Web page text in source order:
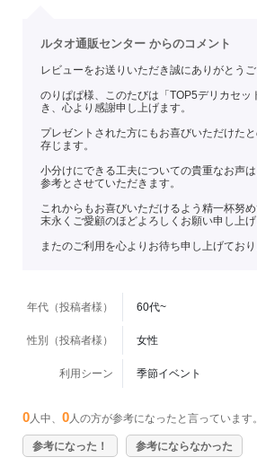
ルタオ通販センター からのコメント
レビューをお送りいただき誠にありがとうご
のりぱぱ様、このたびは「TOP5デリカセッ
き、心より感謝申し上げます。
プレゼントされた方にもお喜びいただけた
存じます。
小分けにできる工夫についての貴重なお声
参考とさせていただきます。
これからもお喜びいただけるよう精一杯努め
末永くご愛顧のほどよろしくお願い申し上げ
またのご利用を心よりお待ち申し上げており
年代（投稿者様） 60代~
性別（投稿者様） 女性
利用シーン 季節イベント
0 人中、 0 人の方が参考になったと言っています。
参考になった！ 参考にならなかった